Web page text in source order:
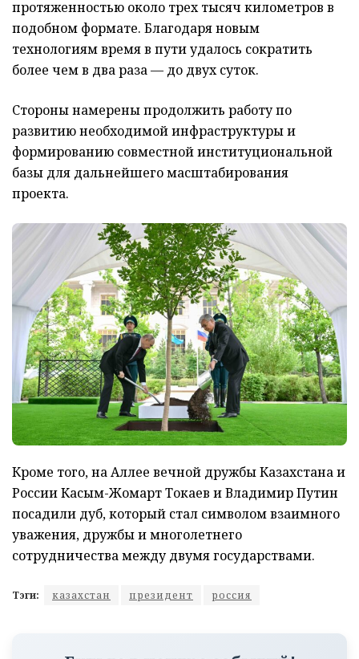
протяженностью около трех тысяч километров в
подобном формате. Благодаря новым
технологиям время в пути удалось сократить
более чем в два раза — до двух суток.
Стороны намерены продолжить работу по
развитию необходимой инфраструктуры и
формированию совместной институциональной
базы для дальнейшего масштабирования
проекта.
Кроме того, на Аллее вечной дружбы Казахстана и
России Касым-Жомарт Токаев и Владимир Путин
посадили дуб, который стал символом взаимного
уважения, дружбы и многолетнего
сотрудничества между двумя государствами.
Тэги: казахстан президент россия